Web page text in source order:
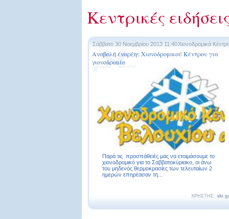
Κεντρικές
Σάββατο 30 Νοεμβρίου 2013 11:40Χιονοδρομικά
Αναβολή έναρξης Χιονοδρομικού Κέντρου για
χιονοδρομία
Παρά τις προσπάθειές μας να ετοιμάσουμε το
χιονοδρομικό για το Σαββατοκύριακο, οι άνω
του μηδενός θερμοκρασίες των τελευταίων 2
ημερών επηρέασαν τη...
ΧΡΗΣΤΗΣ: